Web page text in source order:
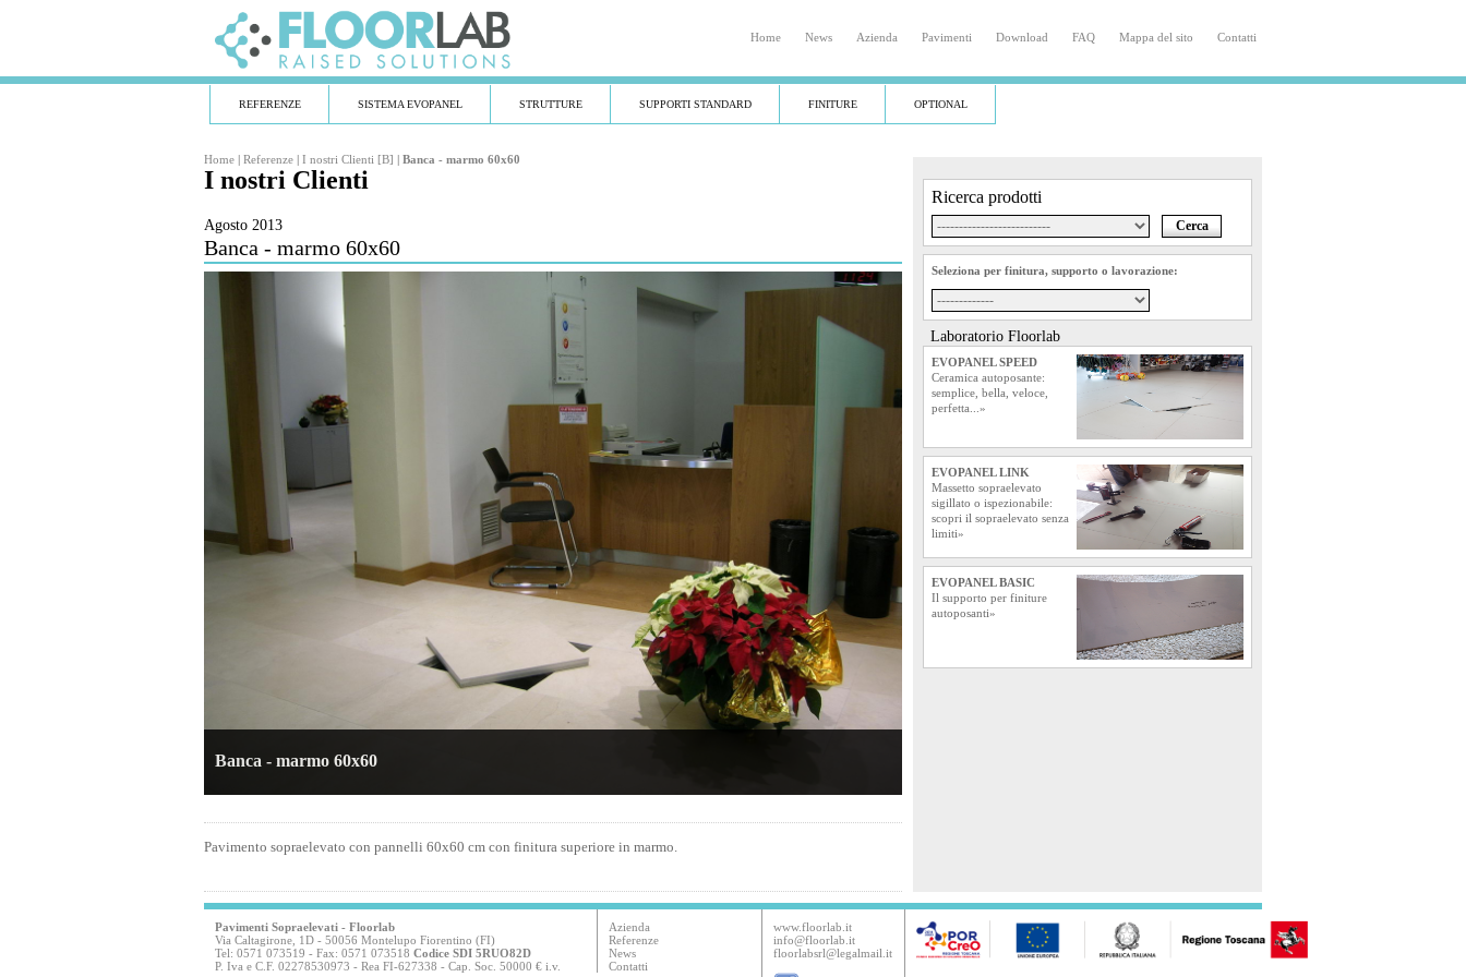
Home News Azienda Pavimenti Download FAQ Mappa del sito Contatti
REFERENZE SISTEMA EVOPANEL STRUTTURE SUPPORTI STANDARD FINITURE OPTIONAL
Home | Referenze | I nostri Clienti [B] | Banca - marmo 60x60
I nostri Clienti
Agosto 2013
Banca - marmo 60x60
Banca - marmo 60x60
Pavimento sopraelevato con pannelli 60x60 cm con finitura superiore in marmo.
Ricerca prodotti
Seleziona per finitura, supporto o lavorazione:
Laboratorio Floorlab
EVOPANEL SPEED
Ceramica autoposante:
semplice, bella, veloce,
perfetta...»
EVOPANEL LINK
Massetto sopraelevato
sigillato o ispezionabile:
scopri il sopraelevato senza
limiti»
EVOPANEL BASIC
Il supporto per finiture
autoposanti»
Pavimenti Sopraelevati - Floorlab
Via Caltagirone, 1D - 50056 Montelupo Fiorentino (FI)
Tel: 0571 073519 - Fax: 0571 073518 Codice SDI 5RUO82D
P. Iva e C.F. 02278530973 - Rea FI-627338 - Cap. Soc. 50000 € i.v.
Azienda
Referenze
News
Contatti
www.floorlab.it
info@floorlab.it
floorlabsrl@legalmail.it